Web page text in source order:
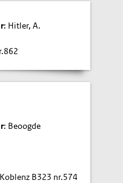
: Hitler, A.
: Beoogde
B323 nr.574